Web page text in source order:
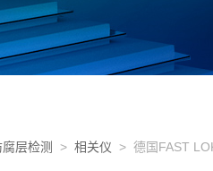
层检测 > 相关仪 > 德国FAST